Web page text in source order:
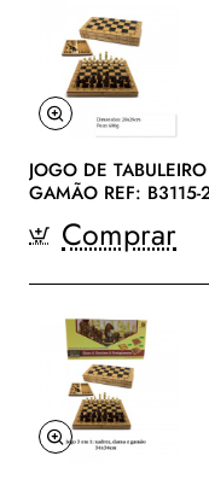
JOGO DE
GAMÃO REF:
Comprar